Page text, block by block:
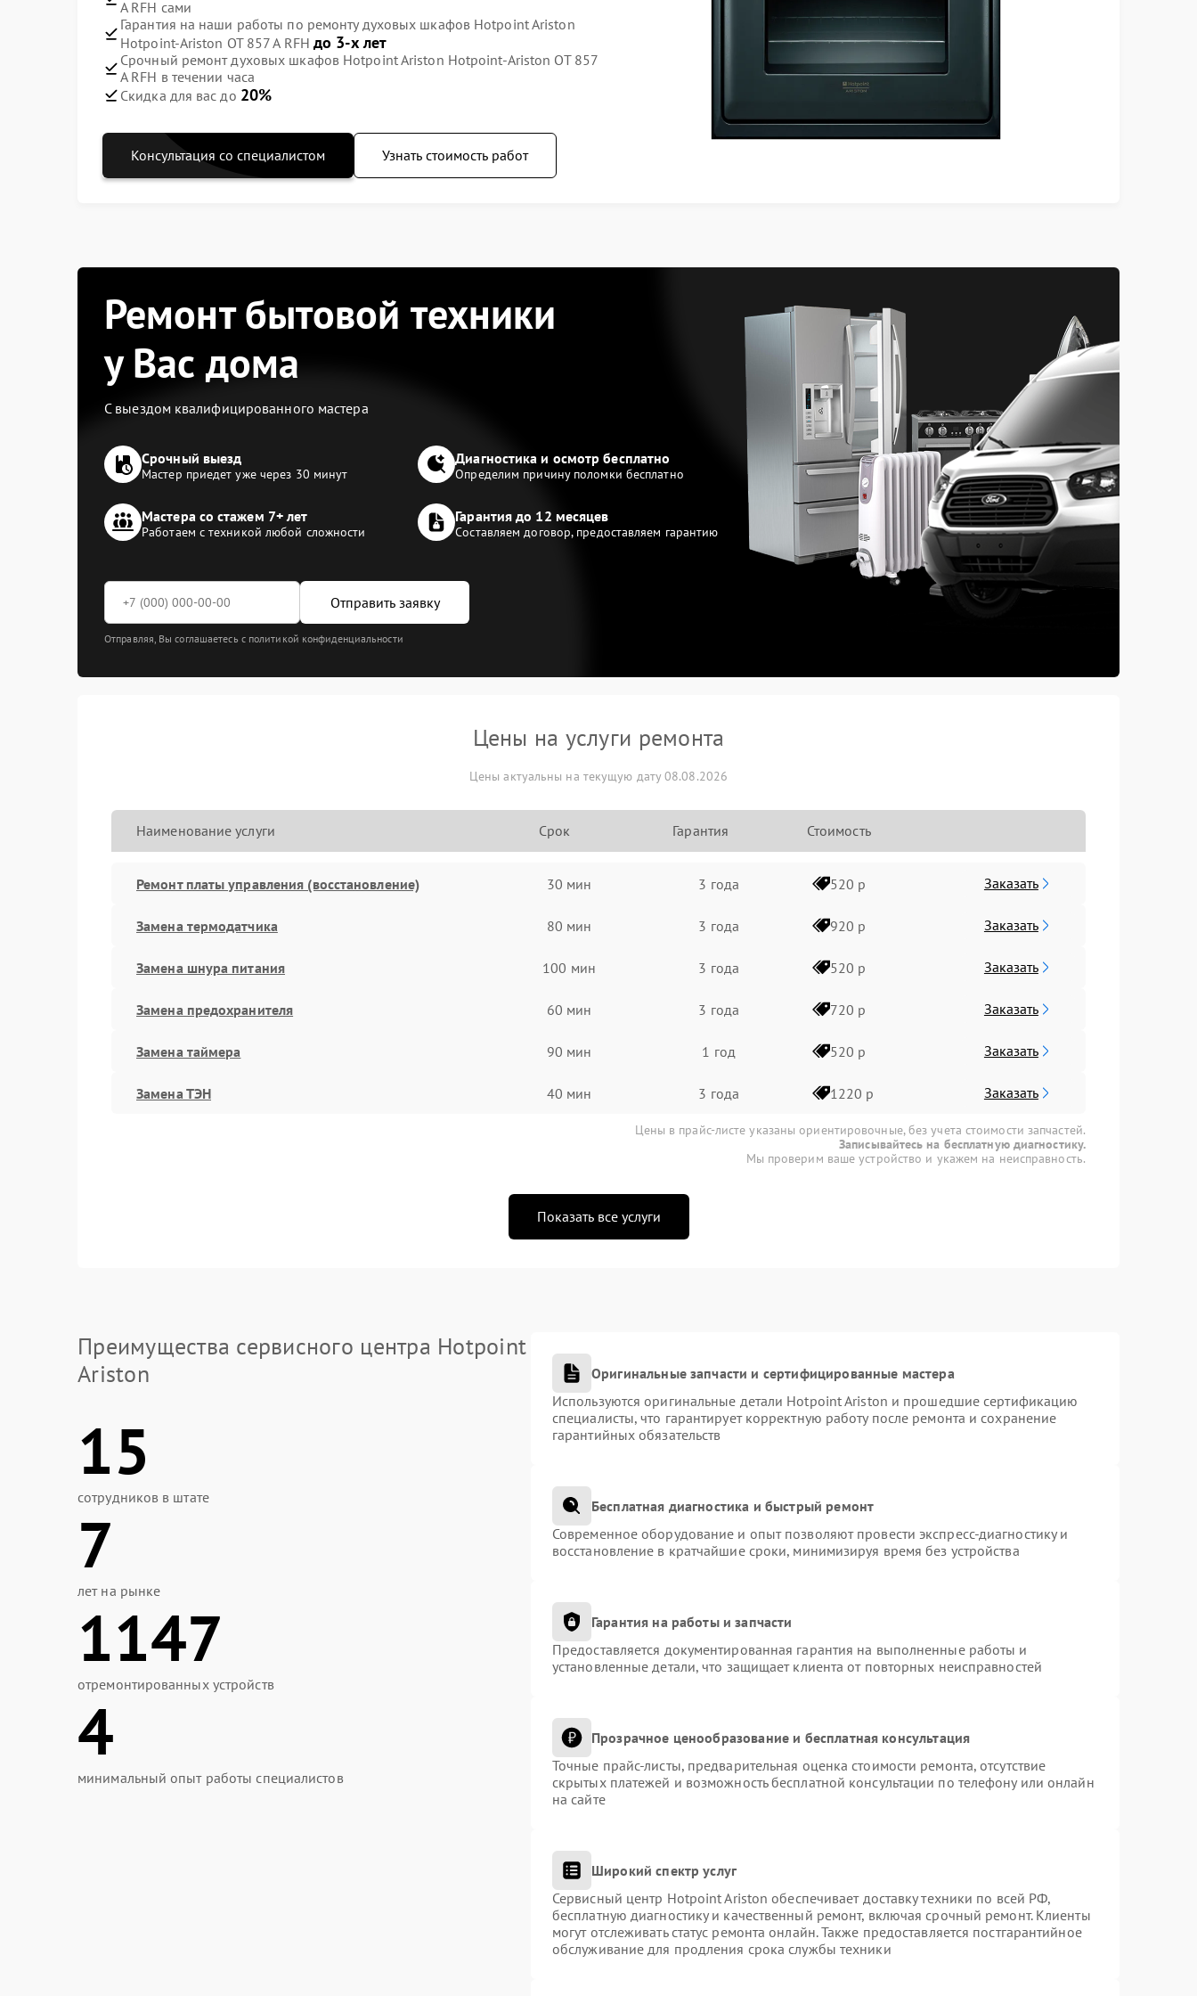
A RFH сами
Гарантия на наши работы по ремонту духовых шкафов Hotpoint Ariston
Hotpoint-Ariston OT 857 A RFHдо 3-х лет
Срочный ремонт духовых шкафов Hotpoint Ariston Hotpoint-Ariston OT 857
A RFH в течении часа
Скидка для вас до 20%
Консультация со специалистом Узнать стоимость работ
Ремонт бытовой техники
у Вас дома
С выездом квалифицированного мастера
Срочный выезд
Мастер приедет уже через 30 минут
Диагностика и осмотр бесплатно
Определим причину поломки бесплатно
Мастера со стажем 7+ лет
Работаем с техникой любой сложности
Гарантия до 12 месяцев
Составляем договор, предоставляем гарантию
Отправить заявку
Отправляя, Вы соглашаетесь с политикой конфиденциальности
Цены на услуги ремонта
Цены актуальны на текущую дату 08.08.2026
Наименование услуги Срок Гарантия Стоимость
Ремонт платы управления (восстановление) 30 мин 3 года 520 р Заказать
Замена термодатчика 80 мин 3 года 920 р Заказать
Замена шнура питания 100 мин 3 года 520 р Заказать
Замена предохранителя 60 мин 3 года 720 р Заказать
Замена таймера 90 мин 1 год 520 р Заказать
Замена ТЭН 40 мин 3 года 1220 р Заказать
Цены в прайс-листе указаны ориентировочные, без учета стоимости запчастей.
Записывайтесь на бесплатную диагностику.
Мы проверим ваше устройство и укажем на неисправность.
Показать все услуги
Преимущества сервисного центра Hotpoint
Ariston
15
сотрудников в штате
7
лет на рынке
1147
отремонтированных устройств
4
минимальный опыт работы специалистов
Оригинальные запчасти и сертифицированные мастера
Используются оригинальные детали Hotpoint Ariston и прошедшие сертификацию
специалисты, что гарантирует корректную работу после ремонта и сохранение
гарантийных обязательств
Бесплатная диагностика и быстрый ремонт
Современное оборудование и опыт позволяют провести экспресс-диагностику и
восстановление в кратчайшие сроки, минимизируя время без устройства
Гарантия на работы и запчасти
Предоставляется документированная гарантия на выполненные работы и
установленные детали, что защищает клиента от повторных неисправностей
Прозрачное ценообразование и бесплатная консультация
Точные прайс-листы, предварительная оценка стоимости ремонта, отсутствие
скрытых платежей и возможность бесплатной консультации по телефону или онлайн
на сайте
Широкий спектр услуг
Сервисный центр Hotpoint Ariston обеспечивает доставку техники по всей РФ,
бесплатную диагностику и качественный ремонт, включая срочный ремонт. Клиенты
могут отслеживать статус ремонта онлайн. Также предоставляется постгарантийное
обслуживание для продления срока службы техники